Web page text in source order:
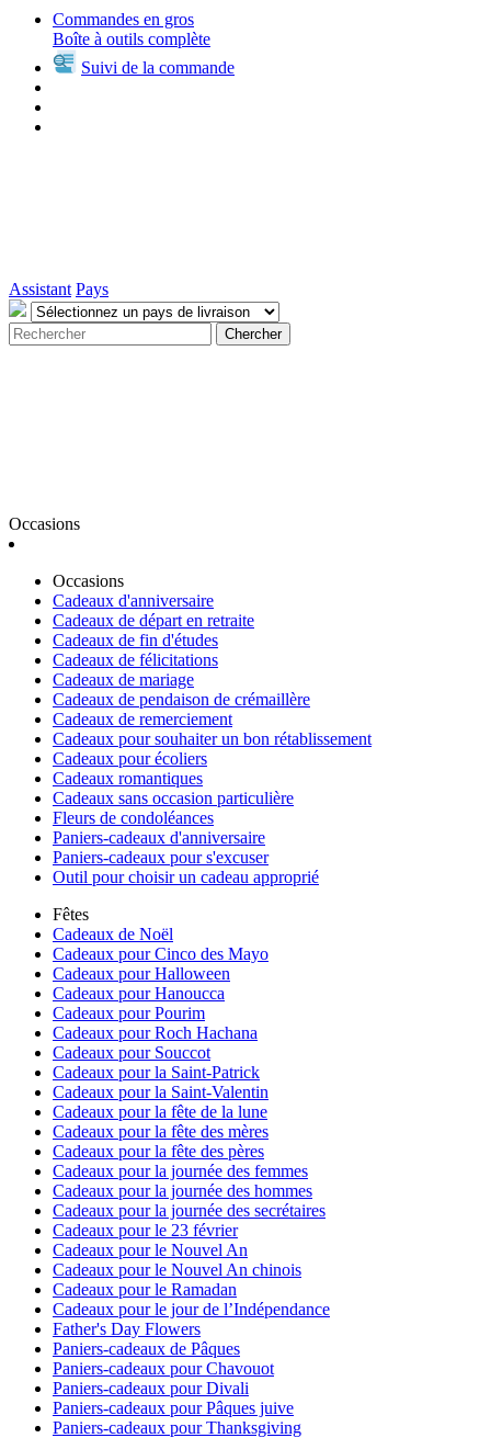
Commandes en gros
Boîte à outils complète
Suivi de la commande
Assistant Pays
Chercher
Occasions
Occasions
Cadeaux d'anniversaire
Cadeaux de départ en retraite
Cadeaux de fin d'études
Cadeaux de félicitations
Cadeaux de mariage
Cadeaux de pendaison de crémaillère
Cadeaux de remerciement
Cadeaux pour souhaiter un bon rétablissement
Cadeaux pour écoliers
Cadeaux romantiques
Cadeaux sans occasion particulière
Fleurs de condoléances
Paniers-cadeaux d'anniversaire
Paniers-cadeaux pour s'excuser
Outil pour choisir un cadeau approprié
Fêtes
Cadeaux de Noël
Cadeaux pour Cinco des Mayo
Cadeaux pour Halloween
Cadeaux pour Hanoucca
Cadeaux pour Pourim
Cadeaux pour Roch Hachana
Cadeaux pour Souccot
Cadeaux pour la Saint-Patrick
Cadeaux pour la Saint-Valentin
Cadeaux pour la fête de la lune
Cadeaux pour la fête des mères
Cadeaux pour la fête des pères
Cadeaux pour la journée des femmes
Cadeaux pour la journée des hommes
Cadeaux pour la journée des secrétaires
Cadeaux pour le 23 février
Cadeaux pour le Nouvel An
Cadeaux pour le Nouvel An chinois
Cadeaux pour le Ramadan
Cadeaux pour le jour de l’Indépendance
Father's Day Flowers
Paniers-cadeaux de Pâques
Paniers-cadeaux pour Chavouot
Paniers-cadeaux pour Divali
Paniers-cadeaux pour Pâques juive
Paniers-cadeaux pour Thanksgiving